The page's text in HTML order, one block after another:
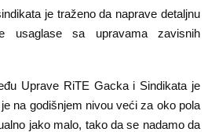
je traženo da naprave detaljnu
usaglase sa upravama zavisnih
Uprave RiTE Gacka i Sindikata je
na godišnjem nivou veći za oko pola
jako malo, tako da se nadamo da